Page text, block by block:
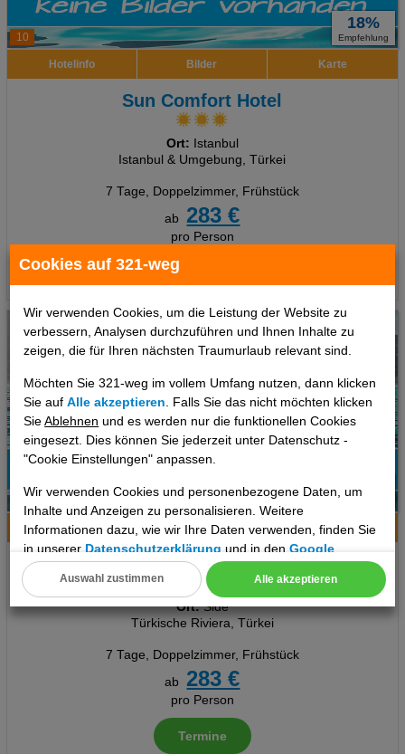
Cookies auf 321-weg
Wir verwenden Cookies, um die Leistung der Website zu
verbessern, Analysen durchzuführen und Ihnen Inhalte zu
zeigen, die für Ihren nächsten Traumurlaub relevant sind.
Möchten Sie 321-weg im vollem Umfang nutzen, dann klicken
Sie aufAlle akzeptieren . Falls Sie das nicht möchten klicken
SieAblehnen und es werden nur die funktionellen Cookies
eingesezt. Dies können Sie jederzeit unter Datenschutz -
"Cookie Einstellungen" anpassen.
Wir verwenden Cookies und personenbezogene Daten, um
Inhalte und Anzeigen zu personalisieren. Weitere
Informationen dazu, wie wir Ihre Daten verwenden, finden Sie
in unsererDatenschutzerklärung und in denGoogle
Datenschutz- und Nutzungsbedingungen
Cookie Einstellungen
Technische Cookies
Alle akzeptieren
Auswahl zustimmen
10
18%
Empfehlung
Hotelinfo Bilder Karte
Sun Comfort Hotel
Ort: Istanbul
Istanbul & Umgebung, Türkei
7 Tage, Doppelzimmer, Frühstück
ab
283 €
pro Person
Termine
77%
Empfehlung
Hotelinfo Bilder Karte
Orient Apart Otel
Ort:Side
Türkische Riviera, Türkei
7 Tage, Doppelzimmer, Frühstück
ab
283 €
pro Person
Termine